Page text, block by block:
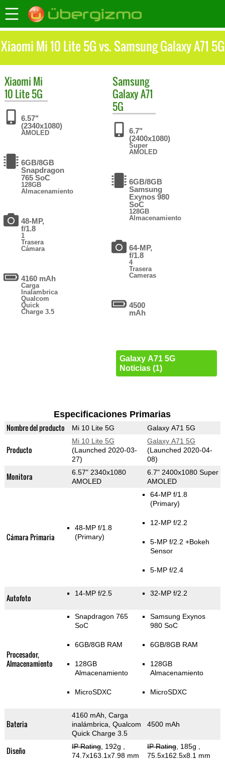
Xiaomi Mi 10 Lite 5G vs. Samsung Galaxy A71 5G
Xiaomi Mi
10 Lite 5G
6.57"
(2340x1080)
AMOLED
6GB/8GB
Snapdragon
765 SoC
128GB
Almacenamiento
48-MP,
f/1.8
1
Trasera
Cámara
4160 mAh
Carga
Inalambrica
Qualcom
Quick
Charge 3.5
Samsung
Galaxy A71
5G
6.7"
(2400x1080)
Super
AMOLED
6GB/8GB
Samsung
Exynos 980
SoC
128GB
Almacenamiento
64-MP,
f/1.8
4
Trasera
Cameras
4500
mAh
Galaxy A71 5G
Noticias (1)
Especificaciones Primarias
Nombre del producto Mi 10 Lite 5G Galaxy A71 5G
Producto
Mi 10 Lite 5G
(Launched 2020-03-
27)
Galaxy A71 5G
(Launched 2020-04-
08)
Monitora
6.57" 2340x1080
AMOLED
6.7" 2400x1080 Super
AMOLED
Cámara Primaria
48-MP f/1.8
(Primary)
64-MP f/1.8
(Primary)
12-MP f/2.2
5-MP f/2.2 +Bokeh
Sensor
5-MP f/2.4
Autofoto 14-MP f/2.5 32-MP f/2.2
Procesador,
Almacenamiento
Snapdragon 765
SoC
6GB/8GB RAM
128GB
Almacenamiento
MicroSDXC
Samsung Exynos
980 SoC
6GB/8GB RAM
128GB
Almacenamiento
MicroSDXC
Bateria
4160 mAh, Carga
inalámbrica, Qualcom
Quick Charge 3.5
4500 mAh
Diseño IP Rating, 192g
74.7x163.1x7.98 mm
IP Rating, 185g
75.5x162.5x8.1 mm